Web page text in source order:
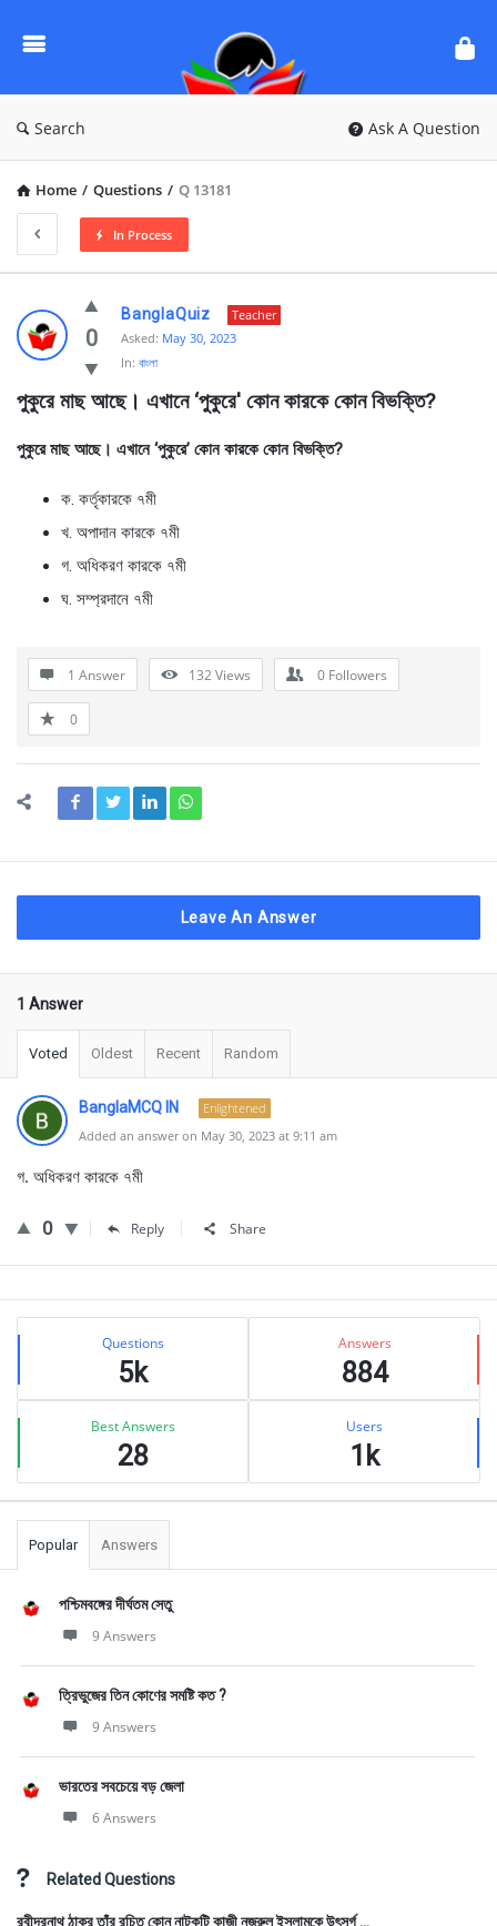
Questions
Search Ask A Question
Home / Questions / Q 13181
In Process
Ask
Questions
BanglaQuiz
Latest
0
BanglaQuiz
Teacher
Asked: May 30, 2023
In: বাংলা
পুকুরে মাছ আছে। এখানে ‘পুকুরে' কোন কারকে কোন বিভক্তি?
পুকুরে মাছ আছে। এখানে ‘পুকুরে’ কোন কারকে কোন বিভক্তি?
ক. কর্তৃকারকে ৭মী
খ. অপাদান কারকে ৭মী
গ. অধিকরণ কারকে ৭মী
ঘ. সম্প্রদানে ৭মী
1 Answer 132Views 0 Followers
0
Leave An Answer
1 Answer
Voted Oldest Recent Random
BanglaMCQ IN
Enlightened
Added an answer on May 30, 2023 at 9:11 am
গ. অধিকরণ কারকে ৭মী
0 Reply Share
Sidebar
Stats Questions
5k
Answers
884
Best Answers
28
Users
1k
Popular Answers
পশ্চিমবঙ্গের দীর্ঘতম সেতু
9 Answers
ত্রিভুজের তিন কোণের সমষ্টি কত ?
9 Answers
ভারতের সবচেয়ে বড় জেলা
6 Answers
Related Questions
রবীন্দ্রনাথ ঠাকুর তাঁর রচিত কোন নাটকটি কাজী নজরুল ইসলামকে উৎসর্গ ...